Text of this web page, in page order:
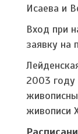
Исаева и
Вход при
заявку на
2003 году
живописи